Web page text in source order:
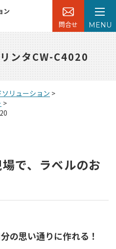
MENU
問合せ
ン
ンタCW-C4020
リューション >
>
で、ラベルのお
の思い通りに作れる！